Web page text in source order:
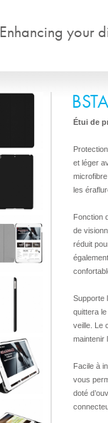
Enhancing your
Étui de
et léger
les
Fonction
de
réduit
Supporte
quittera
veille. Le
maintenir
Facile à
vous
doté